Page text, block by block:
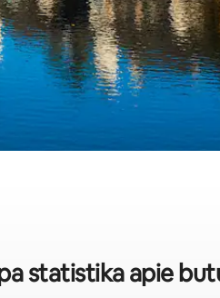
statistika apie